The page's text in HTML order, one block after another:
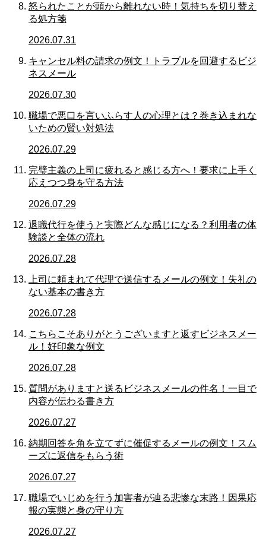
怒られたことが頭から離れない時！気持ちを切り替え
る処方箋
2026.07.31
キャンセル料の請求の例文！トラブルを回避するビジ
ネスメール
2026.07.30
職場で悪口を言いふらす人の心理とは？巻き込まれな
いための賢い対処法
2026.07.29
完璧主義の上司に疲れると感じる方へ！要求に上手く
応えつつ身を守る方法
2026.07.29
退職代行を使うと実際どんな感じになる？利用者の体
験談と全体の流れ
2026.07.28
上司に頼まれて代理で送信するメールの例文！失礼の
ない基本の書き方
2026.07.28
こちらこそありがとうございますと返すビジネスメー
ル！好印象な例文
2026.07.28
質問がありますと送るビジネスメールの件名！一目で
内容が伝わる書き方
2026.07.27
納期回答を角を立てずに催促するメールの例文！スム
ーズに返信をもらう術
2026.07.27
職場でいじめを行う加害者が辿る悲惨な末路！因果応
報の実態と身の守り方
2026.07.27